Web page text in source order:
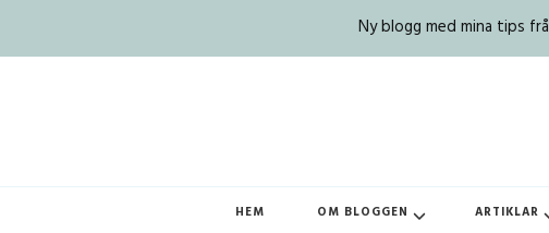
Ny blogg med mina tips
HEM OM BLOGGEN ARTIKLAR